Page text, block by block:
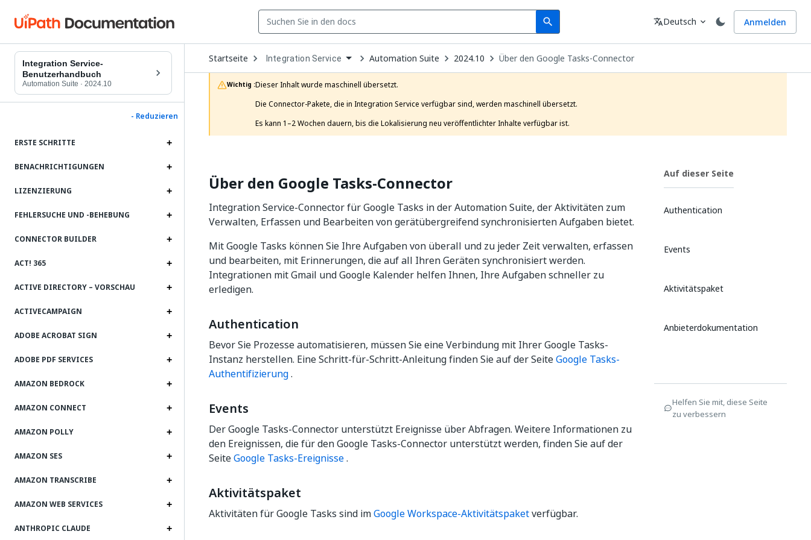
search
Search Sprache
translateDeutsch expand_more Anmelden
Integration Service-
Benutzerhandbuch
Automation Suite · 2024.10
- Reduzieren
ERSTE SCHRITTE
BENACHRICHTIGUNGEN
LIZENZIERUNG
FEHLERSUCHE UND ‑BEHEBUNG
CONNECTOR BUILDER
ACT! 365
ACTIVE DIRECTORY – VORSCHAU
ACTIVECAMPAIGN
ADOBE ACROBAT SIGN
ADOBE PDF SERVICES
AMAZON BEDROCK
AMAZON CONNECT
AMAZON POLLY
AMAZON SES
AMAZON TRANSCRIBE
AMAZON WEB SERVICES
ANTHROPIC CLAUDE
Startseite Open
Dropdown
to
choose
product
Integration Service Automation Suite 2024.10 Über den Google Tasks-Connector
Wichtig :Dieser Inhalt wurde maschinell übersetzt.
Die Connector-Pakete, die in Integration Service verfügbar sind, werden maschinell übersetzt.
Es kann 1–2 Wochen dauern, bis die Lokalisierung neu veröffentlichter Inhalte verfügbar ist.
Über den Google Tasks-Connector
Integration Service-Connector für Google Tasks in der Automation Suite, der Aktivitäten zum
Verwalten, Erfassen und Bearbeiten von gerätübergreifend synchronisierten Aufgaben bietet.
Mit Google Tasks können Sie Ihre Aufgaben von überall und zu jeder Zeit verwalten, erfassen
und bearbeiten, mit Erinnerungen, die auf all Ihren Geräten synchronisiert werden.
Integrationen mit Gmail und Google Kalender helfen Ihnen, Ihre Aufgaben schneller zu
erledigen.
Authentication
Bevor Sie Prozesse automatisieren, müssen Sie eine Verbindung mit Ihrer Google Tasks-
Instanz herstellen. Eine Schritt-für-Schritt-Anleitung finden Sie auf der SeiteGoogle Tasks-
Authentifizierung.
Events
Der Google Tasks-Connector unterstützt Ereignisse über Abfragen. Weitere Informationen zu
den Ereignissen, die für den Google Tasks-Connector unterstützt werden, finden Sie auf der
SeiteGoogle Tasks-Ereignisse.
Aktivitätspaket
Aktivitäten für Google Tasks sind imGoogle Workspace-Aktivitätspaketverfügbar.
Auf dieser Seite
Authentication
Events
Aktivitätspaket
Anbieterdokumentation
Helfen Sie mit, diese Seite
zu verbessern